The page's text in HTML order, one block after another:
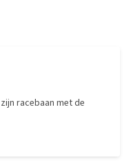
racebaan met de